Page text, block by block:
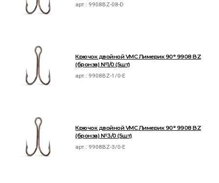
арт.: 9908BZ-08-D
Крючок двойной VMC Лимерик 90° 9908 BZ
(бронза) №1/0 (5шт)
арт.: 9908BZ-1/0-E
Крючок двойной VMC Лимерик 90° 9908 BZ
(бронза) №3/0 (5шт)
арт.: 9908BZ-3/0-E